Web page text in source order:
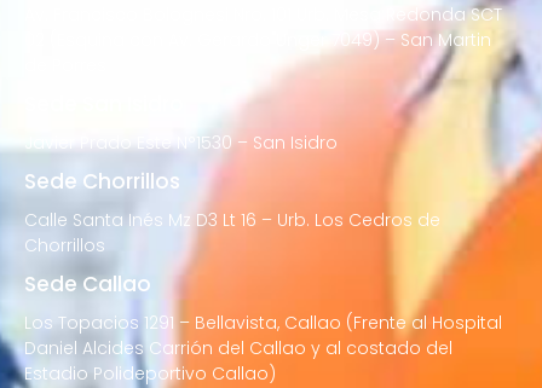
Av. Francisco Bolognesi Nro. 101 Urb. Mesa Redonda SCT
02 (Esquina con Av. Gerardo Unger 7049) – San Martin
Javier Prado Este N°1530 – San Isidro
Sede Chorrillos
Calle Santa Inés Mz D3 Lt 16 – Urb. Los Cedros de
Chorrillos
Sede Callao
Los Topacios 1291 – Bellavista, Callao (Frente al Hospital
Daniel Alcides Carrión del Callao y al costado del
Estadio Polideportivo Callao)